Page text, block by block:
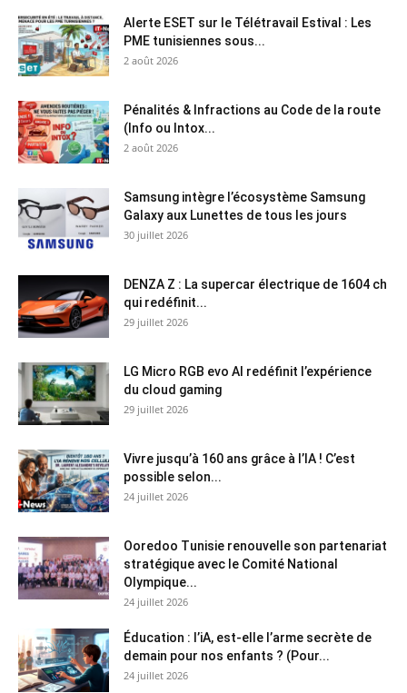
Alerte ESET sur le Télétravail Estival : Les
PME tunisiennes sous...
2 août 2026
Pénalités & Infractions au Code de la route
(Info ou Intox...
2 août 2026
Samsung intègre l’écosystème Samsung
Galaxy aux Lunettes de tous les jours
30 juillet 2026
DENZA Z : La supercar électrique de 1604 ch
qui redéfinit...
29 juillet 2026
LG Micro RGB evo AI redéfinit l’expérience
du cloud gaming
29 juillet 2026
Vivre jusqu’à 160 ans grâce à l’IA ! C’est
possible selon...
24 juillet 2026
Ooredoo Tunisie renouvelle son partenariat
stratégique avec le Comité National
Olympique...
24 juillet 2026
Éducation : l’iA, est-elle l’arme secrète de
demain pour nos enfants ? (Pour...
24 juillet 2026